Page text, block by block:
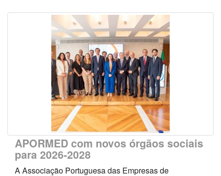
APORMED com novos órgãos sociais
para 2026-2028
A Associação Portuguesa das Empresas de